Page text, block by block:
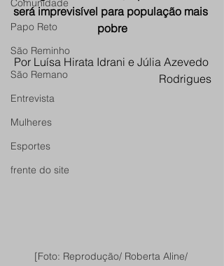
Comunidade
Papo Reto
São Reminho
São Remano
Entrevista
Mulheres
Esportes
frente do site
será imprevisível para população mais
pobre
Por Luísa Hirata Idrani e Júlia Azevedo
Rodrigues
[Foto: Reprodução/ Roberta Aline/